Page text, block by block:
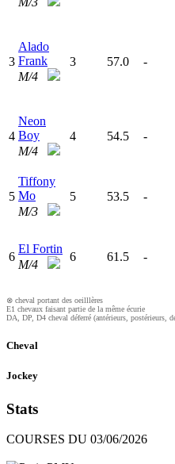
3
Alado
Frank
M/4
3 57.0 -
4
Neon
Boy
M/4
4 54.5 -
5
Tiffony
Mo
M/3
5 53.5 -
6
El Fortin
M/4
6 61.5 -
⊗ cheval portant des oeilllères
E1 chevaux faisant partie de la même écurie
DA, DP, D4 cheval déferré (antérieurs, postérieurs,
Cheval
Jockey
Stats
COURSES DU 03/06/2026